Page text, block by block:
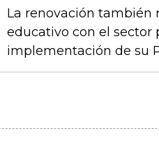
La renovación también
educativo con el sector
implementación de su